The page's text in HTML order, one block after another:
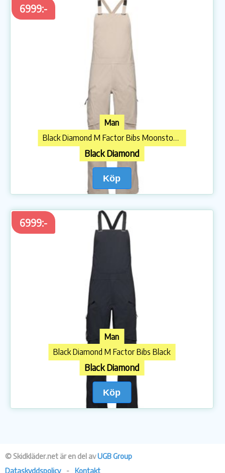
6999:-
Man
Black Diamond M Factor Bibs Moonstone
Black Diamond
Köp
6999:-
Man
Black Diamond M Factor Bibs Black
Black Diamond
Köp
© Skidkläder.net är en del avUGB Group
Dataskyddspolicy
- Kontakt